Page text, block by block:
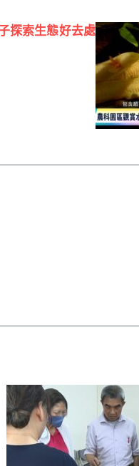
探索生態好去處